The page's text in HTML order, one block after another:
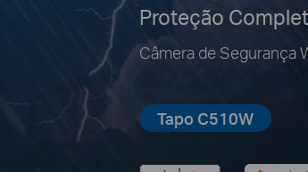
Proteção
Câmera de Segurança
Tapo C510W